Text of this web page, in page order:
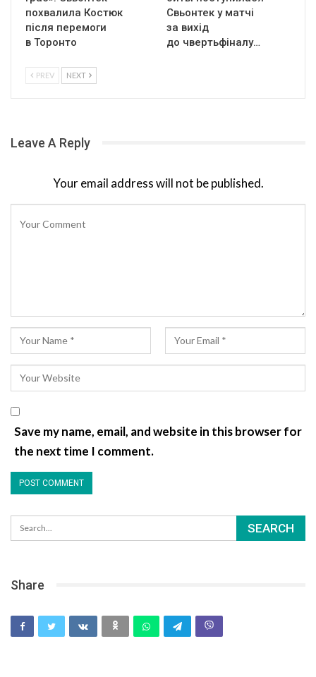
похвалила Костюк
після перемоги
в Торонто
Свьонтек у матчі
за вихід
до чвертьфіналу…
PREV NEXT
Leave A Reply
Your email address will not be published.
Save my name, email, and website in this browser for
the next time I comment.
Share